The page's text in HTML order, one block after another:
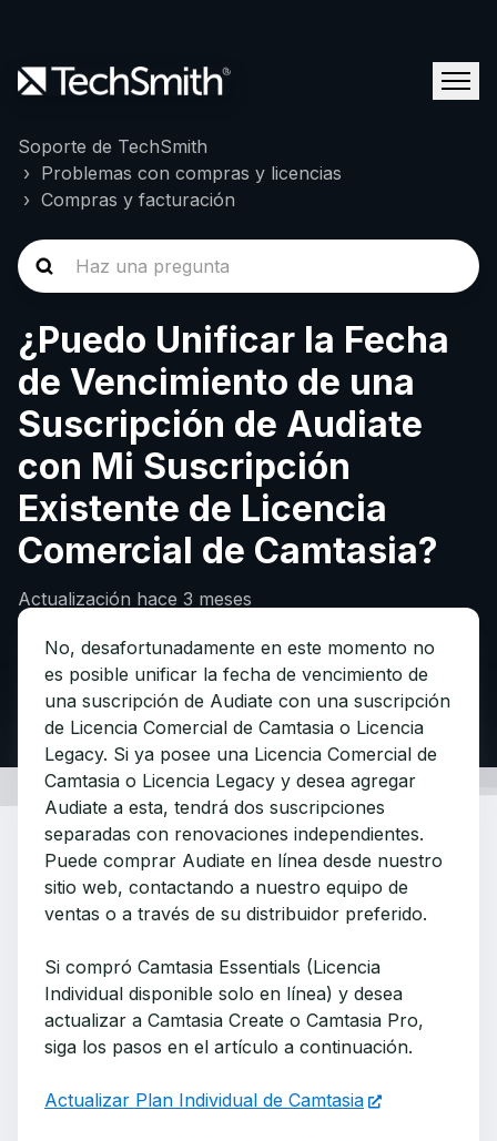
Soporte de TechSmith
Problemas con compras y licencias
Compras y facturación
¿Puedo Unificar la Fecha
de Vencimiento de una
Suscripción de Audiate
con Mi Suscripción
Existente de Licencia
Comercial de Camtasia?
Actualización hace 3 meses
No, desafortunadamente en este momento no
es posible unificar la fecha de vencimiento de
una suscripción de Audiate con una suscripción
de Licencia Comercial de Camtasia o Licencia
Legacy. Si ya posee una Licencia Comercial de
Camtasia o Licencia Legacy y desea agregar
Audiate a esta, tendrá dos suscripciones
separadas con renovaciones independientes.
Puede comprar Audiate en línea desde nuestro
sitio web, contactando a nuestro equipo de
ventas o a través de su distribuidor preferido.
Si compró Camtasia Essentials (Licencia
Individual disponible solo en línea) y desea
actualizar a Camtasia Create o Camtasia Pro,
siga los pasos en el artículo a continuación.
Actualizar Plan Individual de Camtasia